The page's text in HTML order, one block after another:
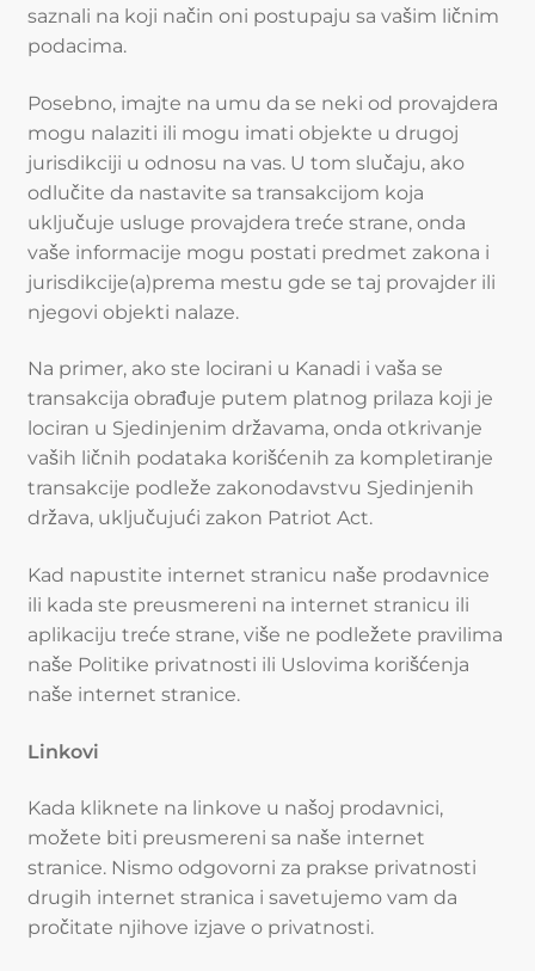
saznali na koji način oni postupaju sa vašim ličnim
podacima.
Posebno, imajte na umu da se neki od provajdera
mogu nalaziti ili mogu imati objekte u drugoj
jurisdikciji u odnosu na vas. U tom slučaju, ako
odlučite da nastavite sa transakcijom koja
uključuje usluge provajdera treće strane, onda
vaše informacije mogu postati predmet zakona i
jurisdikcije(a)prema mestu gde se taj provajder ili
njegovi objekti nalaze.
Na primer, ako ste locirani u Kanadi i vaša se
transakcija obrađuje putem platnog prilaza koji je
lociran u Sjedinjenim državama, onda otkrivanje
vaših ličnih podataka korišćenih za kompletiranje
transakcije podleže zakonodavstvu Sjedinjenih
država, uključujući zakon Patriot Act.
Kad napustite internet stranicu naše prodavnice
ili kada ste preusmereni na internet stranicu ili
aplikaciju treće strane, više ne podležete pravilima
naše Politike privatnosti ili Uslovima korišćenja
naše internet stranice.
Linkovi
Kada kliknete na linkove u našoj prodavnici,
možete biti preusmereni sa naše internet
stranice. Nismo odgovorni za prakse privatnosti
drugih internet stranica i savetujemo vam da
pročitate njihove izjave o privatnosti.